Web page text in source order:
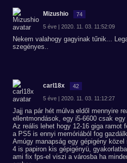
Mizushio 74
5 éve | 2020. 11. 03. 11:52:09
Nekem valahogy gagyinak tűnik...
szegényes..
carl18x 42
5 éve | 2020. 11. 03. 11:12:27
Jajj na pár hét múlva eldől mennyire
ellentmondások, egy i5-6600 csak egy
Az reális lehet hogy 12-16 giga ramot
a PS5 is ennyi memóriából fog
Amúgy manapság egy gépigény
4 is papiron kis gépigényü,
ami fix fps-el viszi a városba ha